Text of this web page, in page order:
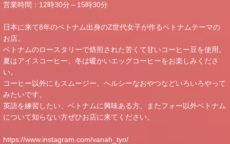
営業時間：12時30分～15時30分
日本に来て8年のベトナム出身のZ世代女子が作るベトナムテーマの
お店。
ベトナムのロースタリーで焙煎された苦くて甘いコーヒー豆を使用。
夏はアイスコーヒー、冬は暖かいエッグコーヒーをお楽しみくださ
い。
コーヒー以外にもスムージー、ヘルシーなおやつなどいろいろやって
みたいです。
英語を練習したい、ベトナムに興味ある方、またフォー以外ベトナム
について知らない方ぜひお店に来てください。
https://www.instagram.com/vanah_tyo/